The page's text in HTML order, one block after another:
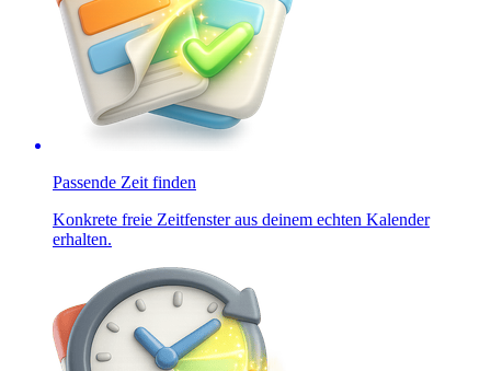
Passende Zeit finden
Konkrete freie Zeitfenster aus deinem echten Kalender
erhalten.